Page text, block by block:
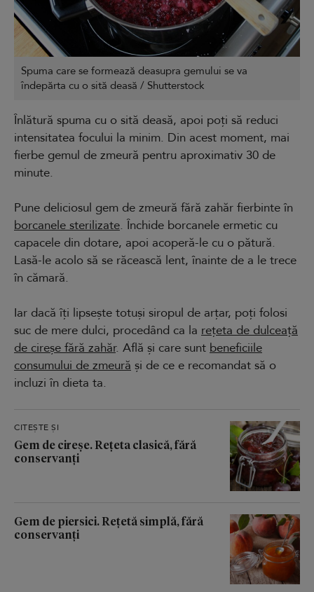
Spuma care se formează deasupra gemului se va
îndepărta cu o sită deasă / Shutterstock
Înlătură spuma cu o sită deasă, apoi poți să reduci
intensitatea focului la minim. Din acest moment, mai
fierbe gemul de zmeură pentru aproximativ 30 de
minute.
Pune deliciosul gem de zmeură fără zahăr fierbinte în
borcanele sterilizate. Închide borcanele ermetic cu
capacele din dotare, apoi acoperă-le cu o pătură.
Lasă-le acolo să se răcească lent, înainte de a le trece
în cămară.
Iar dacă îți lipsește totuși siropul de arțar, poți folosi
suc de mere dulci, procedând ca la rețeta de dulceață
de cireșe fără zahăr. Află și care sunt beneficiile
consumului de zmeură și de ce e recomandat să o
incluzi în dieta ta.
CITEȘTE ȘI
Gem de cireșe. Rețeta clasică, fără
conservanți
Gem de piersici. Rețetă simplă, fără
conservanți